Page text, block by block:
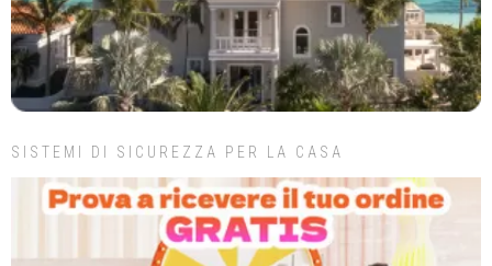
SISTEMI DI SICUREZZA PER LA CASA